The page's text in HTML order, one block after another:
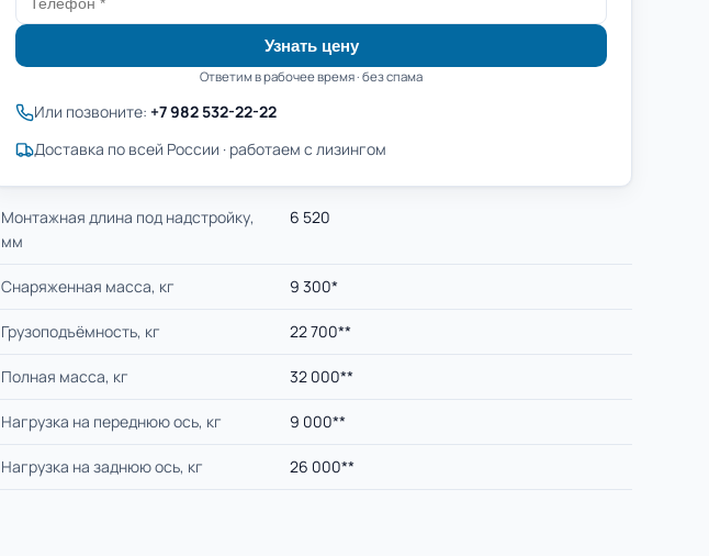
Узнать цену
Ответим в рабочее время · без спама
Или позвоните: +7 982 532-22-22
Доставка по всей России · работаем с лизингом
Монтажная длина под надстройку,
мм
6 520
Снаряженная масса, кг 9 300*
Грузоподъёмность, кг 22 700**
Полная масса, кг 32 000**
Нагрузка на переднюю ось, кг 9 000**
Нагрузка на заднюю ось, кг 26 000**